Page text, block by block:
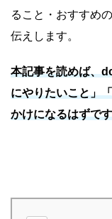
ること・おすすめ
伝えします。
本記事を読めば、
にやりたいこと」
かけになるはずで